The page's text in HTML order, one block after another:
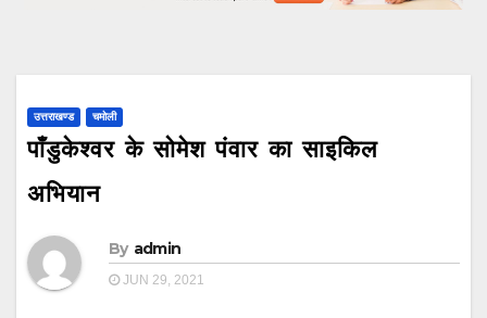
उत्तराखण्ड चमोली
पाँडुकेश्वर के सोमेश पंवार का साइकिल
अभियान
By admin
JUN 29, 2021